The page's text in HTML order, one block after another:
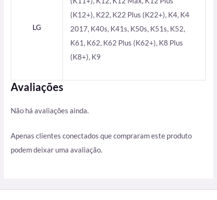
LG
(K12+), K22, K22 Plus (K22+), K4, K4
2017, K40s, K41s, K50s, K51s, K52,
K61, K62, K62 Plus (K62+), K8 Plus
(K8+), K9
Avaliações
Não há avaliações ainda.
Apenas clientes conectados que compraram este produto
podem deixar uma avaliação.